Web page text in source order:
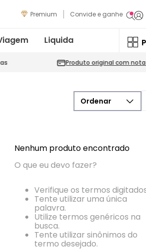
Premium Convide e ganhe
Liquida
Produto original com
Nenhum produto encontrado
O que eu devo fazer?
Verifique os termos
Tente utilizar uma única
palavra.
Utilize termos genéricos na
busca.
Tente utilizar sinônimos do
termo desejado.